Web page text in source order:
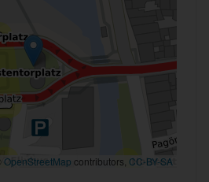
OpenStreetMap contributors, CC-BY-SA